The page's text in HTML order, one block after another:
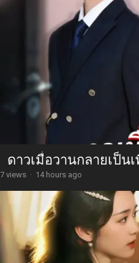
ดาวเมื่อวานกลายเป็น
7 views · 14 hours ago